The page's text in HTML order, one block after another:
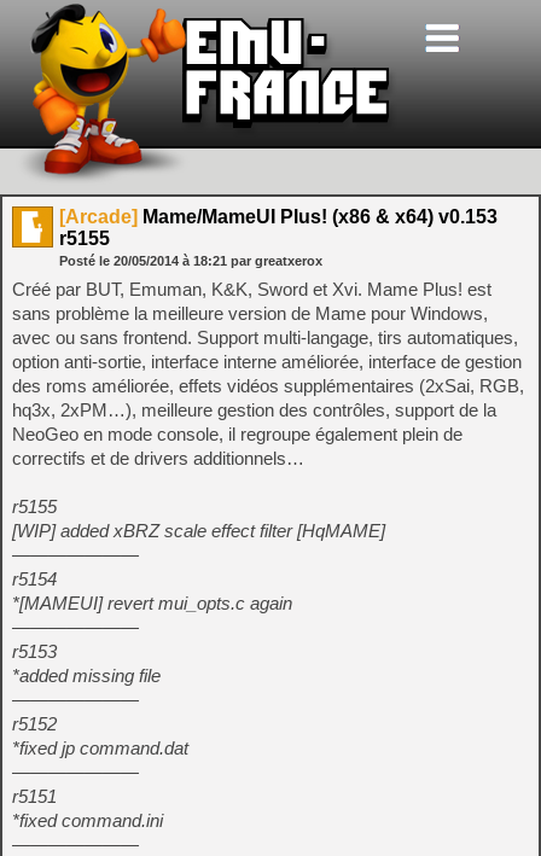
[Arcade] Mame/MameUI Plus! (x86 & x64) v0.153
r5155
Posté le 20/05/2014 à 18:21 par greatxerox
Créé par BUT, Emuman, K&K, Sword et Xvi. Mame Plus! est
sans problème la meilleure version de Mame pour Windows,
avec ou sans frontend. Support multi-langage, tirs automatiques,
option anti-sortie, interface interne améliorée, interface de gestion
des roms améliorée, effets vidéos supplémentaires (2xSai, RGB,
hq3x, 2xPM…), meilleure gestion des contrôles, support de la
NeoGeo en mode console, il regroupe également plein de
correctifs et de drivers additionnels…
r5155
[WIP] added xBRZ scale effect filter [HqMAME]
———————
r5154
*[MAMEUI] revert mui_opts.c again
———————
r5153
*added missing file
———————
r5152
*fixed jp command.dat
———————
r5151
*fixed command.ini
———————